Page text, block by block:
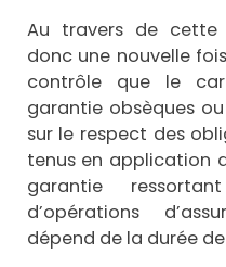
Au travers de cette
donc une nouvelle
contrôle que le
garantie obsèques
sur le respect des
tenus en application
garantie
d’opérations
dépend de la durée